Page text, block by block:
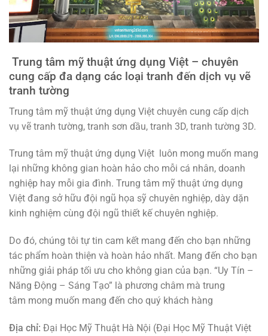
Trung tâm mỹ thuật ứng dụng Việt – chuyên
cung cấp đa dạng các loại tranh đến dịch vụ vẽ
tranh tường
Trung tâm mỹ thuật ứng dụng Việt chuyên cung cấp dịch
vụ vẽ tranh tường, tranh sơn dầu, tranh 3D, tranh tường 3D.
Trung tâm mỹ thuật ứng dụng Việt luôn mong muốn mang
lại những không gian hoàn hảo cho mỗi cá nhân, doanh
nghiệp hay mỗi gia đình. Trung tâm mỹ thuật ứng dụng
Việt đang sở hữu đội ngũ họa sỹ chuyên nghiệp, dày dặn
kinh nghiệm cùng đội ngũ thiết kế chuyên nghiệp.
Do đó, chúng tôi tự tin cam kết mang đến cho bạn những
tác phẩm hoàn thiện và hoàn hảo nhất. Mang đến cho bạn
những giải pháp tối ưu cho không gian của bạn. “Uy Tín –
Năng Động – Sáng Tạo” là phương châm mà trung
tâm mong muốn mang đến cho quý khách hàng
Địa chỉ: Đại Học Mỹ Thuật Hà Nội (Đại Học Mỹ Thuật Việt